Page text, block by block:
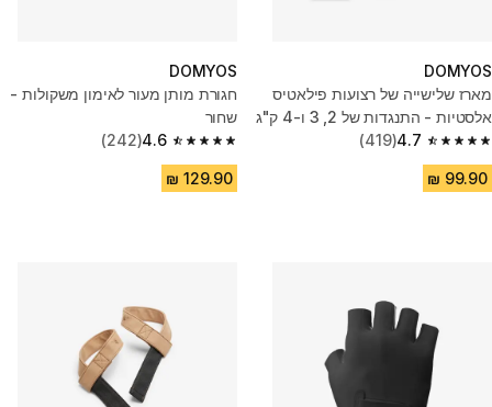
DOMYOS
מארז שלישייה של רצועות פילאטיס
אלסטיות - התנגדות של 2, 3 ו-4 ק"ג
4.7
4.7 out of 5 stars from 419 reviews
(419)
DOMYOS
חגורת מותן מעור לאימון משקולות -
שחור
4.6
4.6 out of 5 stars from 242 reviews
(242)